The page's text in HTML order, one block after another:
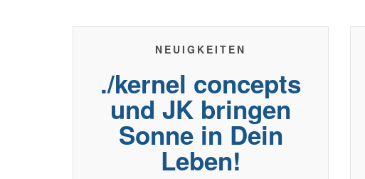
NEUIGKEITEN
./kernel concepts
und JK bringen
Sonne in Dein
Leben!